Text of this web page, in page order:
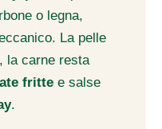
o legna,
La pelle
la carne resta
fritte e salse
.